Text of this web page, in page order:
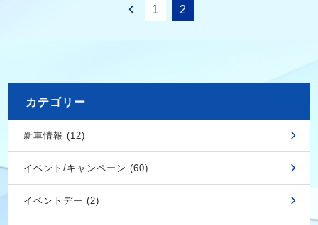
1 2
カテゴリー
新車情報 (12)
イベント/キャンペーン (60)
イベントデー (2)